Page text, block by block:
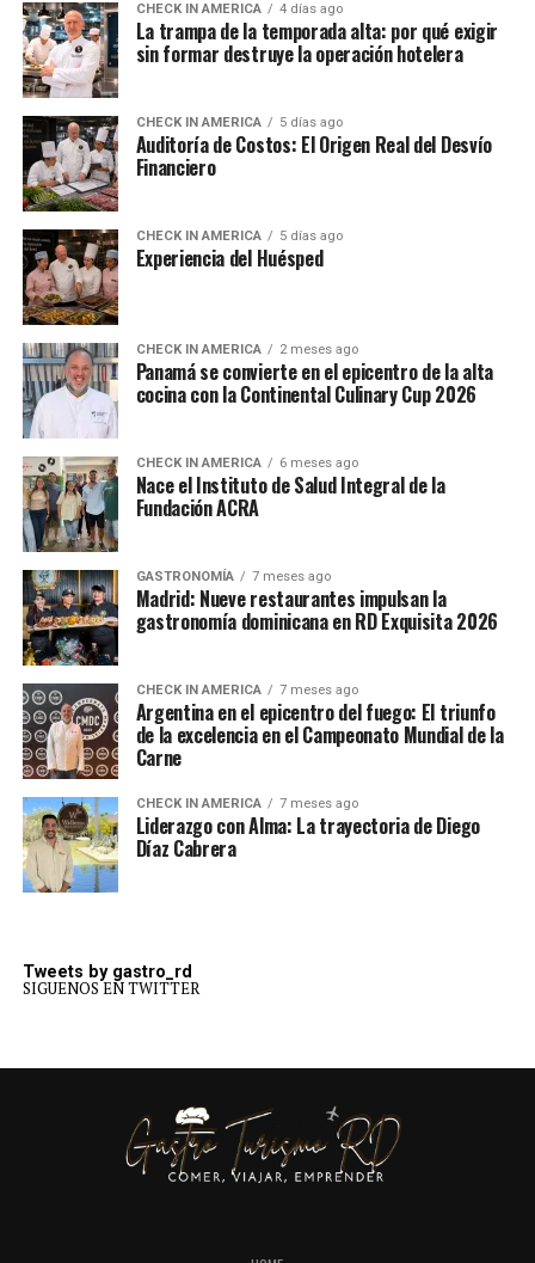
CHECK IN AMERICA 4 días ago
La trampa de la temporada alta: por qué exigir
sin formar destruye la operación hotelera
CHECK IN AMERICA 5 días ago
Auditoría de Costos: El Origen Real del Desvío
Financiero
CHECK IN AMERICA 5 días ago
Experiencia del Huésped
CHECK IN AMERICA 2 meses ago
Panamá se convierte en el epicentro de la alta
cocina con la Continental Culinary Cup 2026
CHECK IN AMERICA 6 meses ago
Nace el Instituto de Salud Integral de la
Fundación ACRA
GASTRONOMÍA 7 meses ago
Madrid: Nueve restaurantes impulsan la
gastronomía dominicana en RD Exquisita 2026
CHECK IN AMERICA 7 meses ago
Argentina en el epicentro del fuego: El triunfo
de la excelencia en el Campeonato Mundial de la
Carne
CHECK IN AMERICA 7 meses ago
Liderazgo con Alma: La trayectoria de Diego
Díaz Cabrera
Tweets by gastro_rd
SIGUENOS EN TWITTER